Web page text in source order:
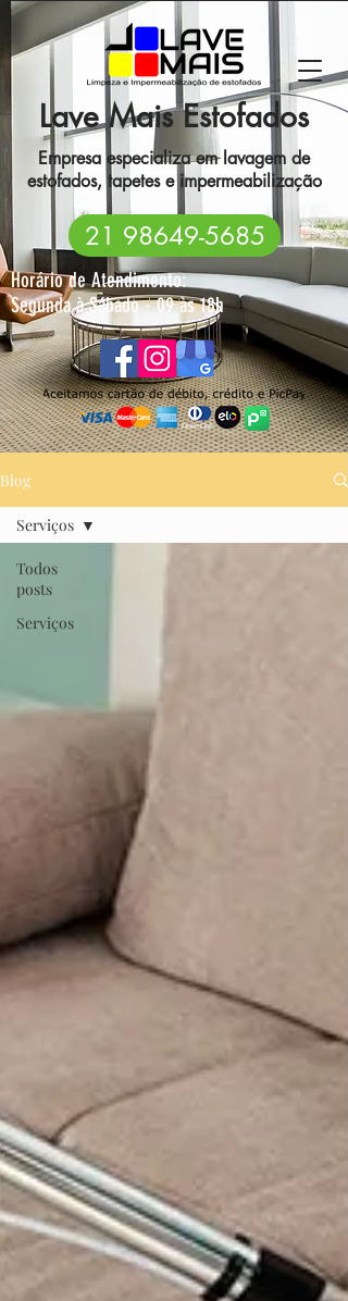
Lave Mais Estofados
Empresa especializa em lavagem de
estofados, tapetes e impermeabilização
21 98649-5685
Horário de Atendimento:
Segunda à Sábado - 09 às 18h
Blog
Todos
posts
Serviços
Serviços